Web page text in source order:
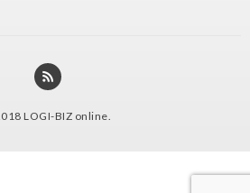
LOGI-BIZ online.